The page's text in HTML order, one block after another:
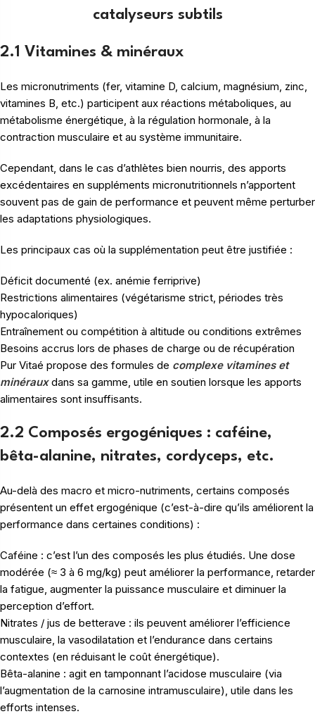
catalyseurs subtils
2.1 Vitamines & minéraux
Les micronutriments (fer, vitamine D, calcium, magnésium, zinc,
vitamines B, etc.) participent aux réactions métaboliques, au
métabolisme énergétique, à la régulation hormonale, à la
contraction musculaire et au système immunitaire.
Cependant, dans le cas d’athlètes bien nourris, des apports
excédentaires en suppléments micronutritionnels n’apportent
souvent pas de gain de performance et peuvent même perturber
les adaptations physiologiques.
Les principaux cas où la supplémentation peut être justifiée :
Déficit documenté (ex. anémie ferriprive)
Restrictions alimentaires (végétarisme strict, périodes très
hypocaloriques)
Entraînement ou compétition à altitude ou conditions extrêmes
Besoins accrus lors de phases de charge ou de récupération
Pur Vitaé propose des formules de complexe vitamines et
minérauxdans sa gamme, utile en soutien lorsque les apports
alimentaires sont insuffisants.
2.2 Composés ergogéniques : caféine,
bêta-alanine, nitrates, cordyceps, etc.
Au-delà des macro et micro-nutriments, certains composés
présentent un effet ergogénique (c’est-à-dire qu’ils améliorent la
performance dans certaines conditions) :
Caféine : c’est l’un des composés les plus étudiés. Une dose
modérée (≈ 3 à 6 mg/kg) peut améliorer la performance, retarder
la fatigue, augmenter la puissance musculaire et diminuer la
perception d’effort.
Nitrates / jus de betterave : ils peuvent améliorer l’efficience
musculaire, la vasodilatation et l’endurance dans certains
contextes (en réduisant le coût énergétique).
Bêta-alanine : agit en tamponnant l’acidose musculaire (via
l’augmentation de la carnosine intramusculaire), utile dans les
efforts intenses.